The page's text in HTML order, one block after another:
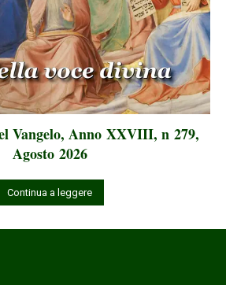
Vangelo, Anno XXVIII, n 279,
Agosto 2026
Continua a leggere